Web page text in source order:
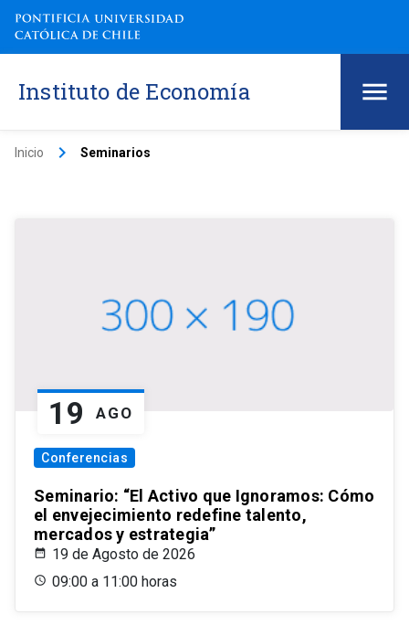
Instituto de Economía
Inicio keyboard_arrow_right Seminarios
19 AGO
Conferencias
Seminario: “El Activo que Ignoramos: Cómo
el envejecimiento redefine talento,
mercados y estrategia”
19 de Agosto de 2026
09:00 a 11:00 horas